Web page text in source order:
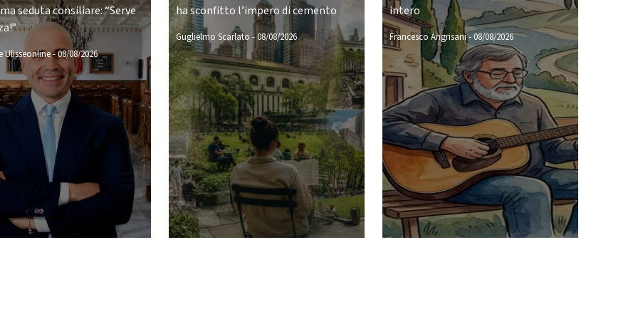
seduta consiliare: “Serve
Ulisseonline-08/08/2026
ha sconfitto l’impero di cemento
Guglielmo Scarlato -08/08/2026
intero
Francesco Angrisani-08/08/2026